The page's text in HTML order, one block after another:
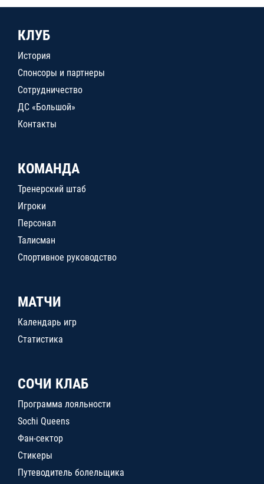
КЛУБ
История
Спонсоры и партнеры
Сотрудничество
ДС «Большой»
Контакты
КОМАНДА
Тренерский штаб
Игроки
Персонал
Талисман
Спортивное руководство
МАТЧИ
Календарь игр
Статистика
СОЧИ КЛАБ
Программа лояльности
Sochi Queens
Фан-сектор
Стикеры
Путеводитель болельщика